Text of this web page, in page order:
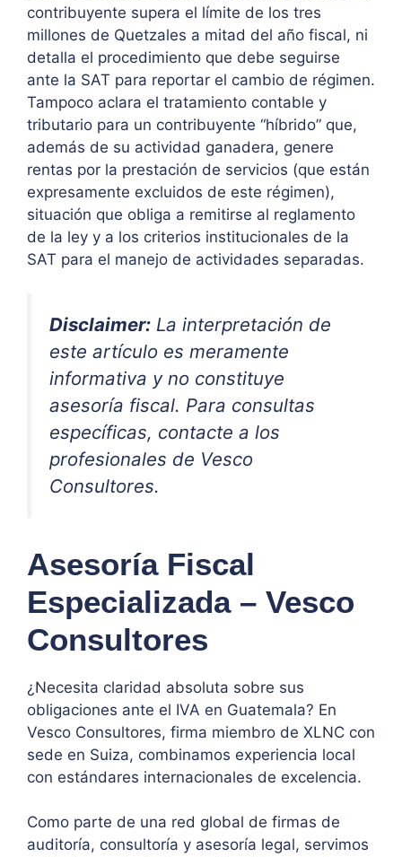
contribuyente supera el límite de los tres
millones de Quetzales a mitad del año fiscal, ni
detalla el procedimiento que debe seguirse
ante la SAT para reportar el cambio de régimen.
Tampoco aclara el tratamiento contable y
tributario para un contribuyente “híbrido” que,
además de su actividad ganadera, genere
rentas por la prestación de servicios (que están
expresamente excluidos de este régimen),
situación que obliga a remitirse al reglamento
de la ley y a los criterios institucionales de la
SAT para el manejo de actividades separadas.
Disclaimer: La interpretación de
este artículo es meramente
informativa y no constituye
asesoría fiscal. Para consultas
específicas, contacte a los
profesionales de Vesco
Consultores.
Asesoría Fiscal
Especializada – Vesco
Consultores
¿Necesita claridad absoluta sobre sus
obligaciones ante el IVA en Guatemala? En
Vesco Consultores, firma miembro de XLNC con
sede en Suiza, combinamos experiencia local
con estándares internacionales de excelencia.
Como parte de una red global de firmas de
auditoría, consultoría y asesoría legal, servimos